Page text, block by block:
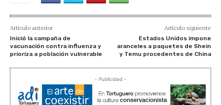
Artículo anterior
Inició la campaña de
vacunación contra influenza y
prioriza a población vulnerable
Artículo siguiente
Estados Unidos impone
aranceles a paquetes de Shein
y Temu procedentes de China
- Publicidad -